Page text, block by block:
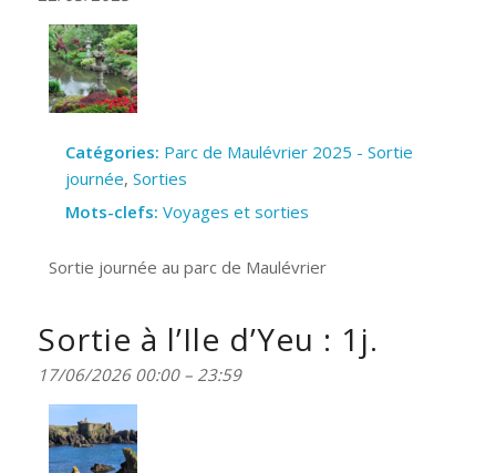
Catégories: Parc de Maulévrier 2025 - Sortie
journée, Sorties
Mots-clefs: Voyages et sorties
Sortie journée au parc de Maulévrier
Sortie à l’Ile d’Yeu : 1j.
17/06/2026 00:00– 23:59